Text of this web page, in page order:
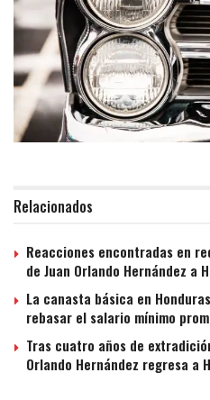
Relacionados
Reacciones encontradas en
de Juan Orlando Hernández a
La canasta básica en
rebasar el salario mínimo
Tras cuatro años de
Orlando Hernández regresa a